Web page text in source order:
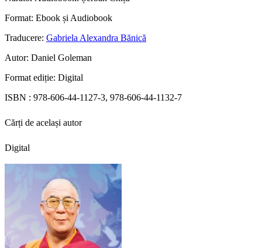
Format: Ebook și Audiobook
Traducere: Gabriela Alexandra Bănică
Autor: Daniel Goleman
Format ediție: Digital
ISBN : 978-606-44-1127-3, 978-606-44-1132-7
Cărți de același autor
Digital